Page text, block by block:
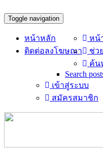
Toggle navigation
หน้าหลัก
ติดต่อลงโฆษณา
หน้
ช่ว
ค้น
Search
เข้าสู่ระบบ
สมัครสมาชิก